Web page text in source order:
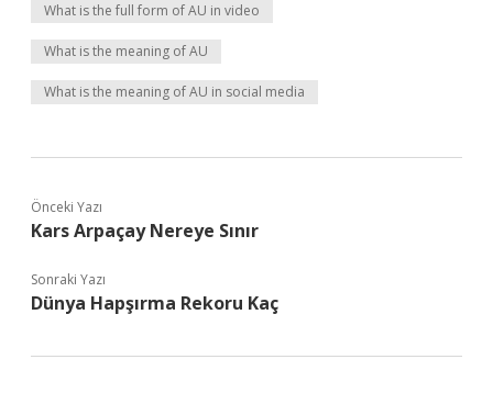
What is the full form of AU in video
What is the meaning of AU
What is the meaning of AU in social media
Önceki Yazı
Kars Arpaçay Nereye Sınır
Sonraki Yazı
Dünya Hapşırma Rekoru Kaç